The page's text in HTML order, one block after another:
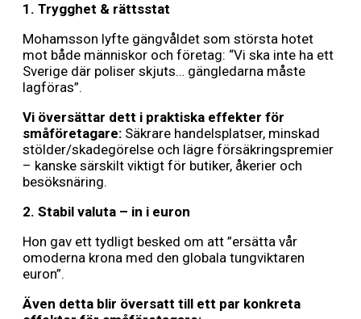
1. Trygghet & rättsstat
Mohamsson lyfte gängvåldet som största hotet
mot både människor och företag: “Vi ska inte ha ett
Sverige där poliser skjuts… gängledarna måste
lagföras”.
Vi översättar dett i praktiska effekter för
småföretagare: Säkrare handels­platser, minskad
stölder/skadegörelse och lägre försäkrings­premier
– kanske särskilt viktigt för butiker, åkerier och
besöks­näring.
2. Stabil valuta – in i euron
Hon gav ett tydligt besked om att ”ersätta vår
omoderna krona med den globala tungviktaren
euron”.
Även detta blir översatt till ett par konkreta